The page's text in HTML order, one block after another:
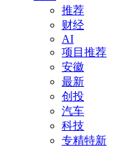
推荐
财经
AI
项目推荐
安徽
最新
创投
汽车
科技
专精特新